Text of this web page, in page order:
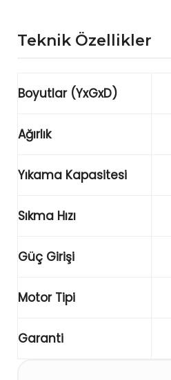
Teknik Özellikler
Boyutlar (YxGxD)
Ağırlık
Yıkama Kapasitesi
Sıkma Hızı
Güç Girişi
Motor Tipi
Garanti